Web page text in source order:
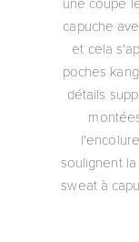
capuche
et cela
poches
détails
soulignent
sweat à